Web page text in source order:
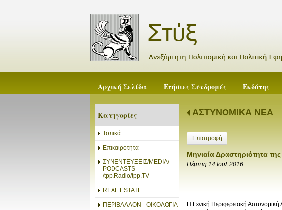
Αρχική Σελίδα Ετήσιες Συνδρομές Εκδότης
Κατηγορίες
Τοπικά
Επικαιρότητα
ΣΥΝΕΝΤΕΥΞΕΙΣ/MEDIA/
PODCASTS
/tpp.Radio/tpp.TV
REAL ESTATE
ΠΕΡΙΒΑΛΛΟΝ - ΟΙΚΟΛΟΓΙΑ
ΑΣΤΥΝΟΜΙΚΑ ΝΕΑ
Επιστροφή
Μηνιαία Δραστηριότητα
Πέμπτη 14 Ιουλ 2016
Η Γενική Περιφερειακή